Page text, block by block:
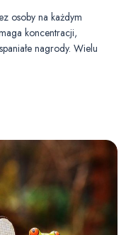
osoby na każdym
koncentracji,
nagrody. Wielu